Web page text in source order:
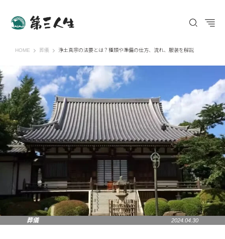
HOME 第三人生 〜寄り道の歩き方〜
葬儀 浄土真宗の法要とは？種類や準備の仕方、流れ、服装を解説
葬儀 2024.04.30